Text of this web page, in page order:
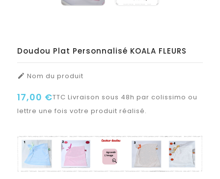
Doudou Plat Personnalisé KOALA FLEURS
 Nom du produit
17,00 €TTC Livraison sous 48h par colissimo ou
lettre une fois votre produit réalisé.